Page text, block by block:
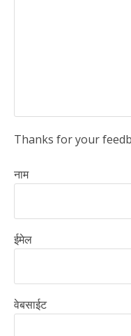
Thanks for your
नाम
ईमेल
वेबसाईट